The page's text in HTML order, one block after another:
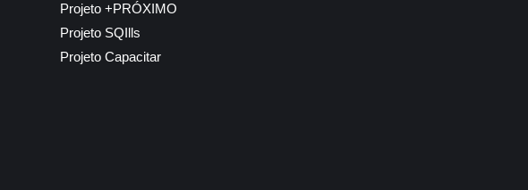
Projeto +PRÓXIMO
Projeto SQIlls
Projeto Capacitar